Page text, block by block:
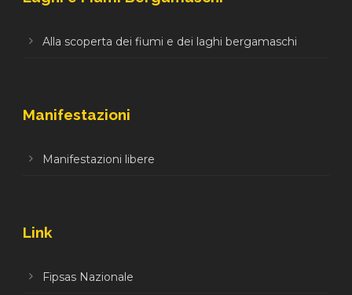
Alla scoperta dei fiumi e dei laghi bergamaschi
Manifestazioni
Manifestazioni libere
Link
Fipsas Nazionale